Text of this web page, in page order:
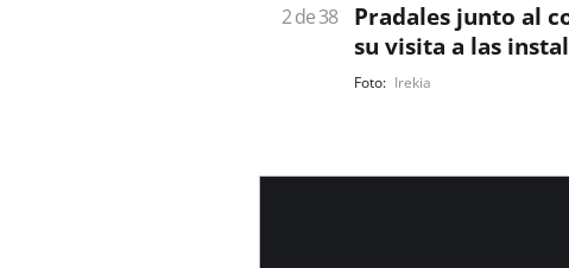
2 de 38
Pradales junto al
su visita a las
Irekia